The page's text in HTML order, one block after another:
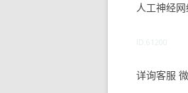
人工神经网
ID:61200
详询客服